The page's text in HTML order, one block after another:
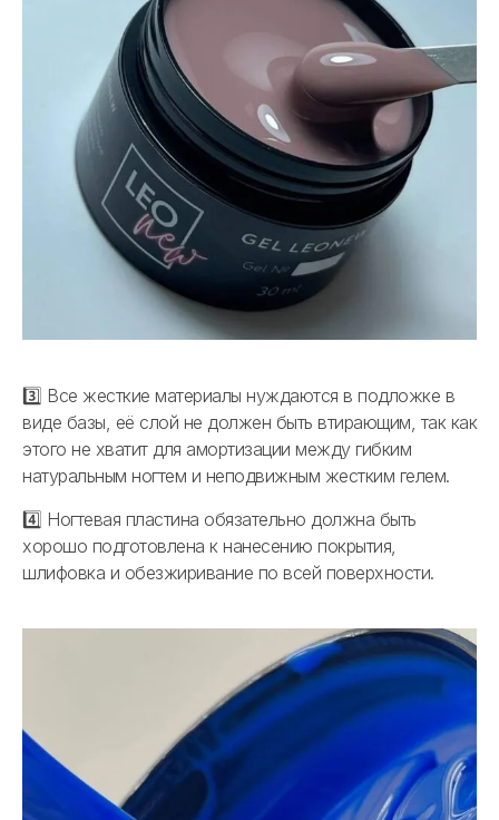
3️⃣ Все жесткие материалы нуждаются в подложке в
виде базы, её слой не должен быть втирающим, так как
этого не хватит для амортизации между гибким
натуральным ногтем и неподвижным жестким гелем.
4️⃣ Ногтевая пластина обязательно должна быть
хорошо подготовлена к нанесению покрытия,
шлифовка и обезжиривание по всей поверхности.